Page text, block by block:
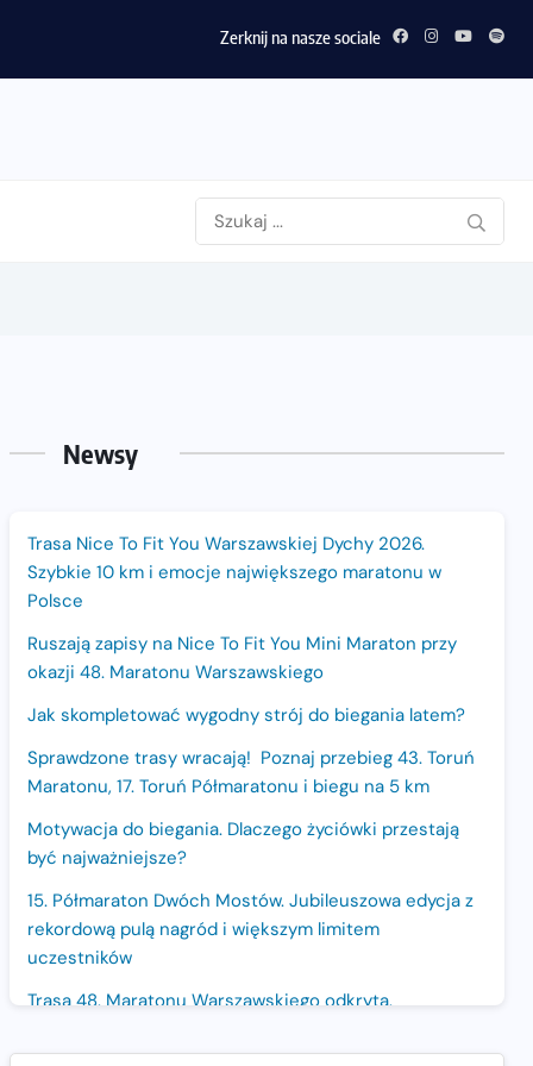
Sprawdzone trasy wracają! Poznaj przebieg 43. Toruń
Zerknij na nasze sociale
Newsy
Trasa Nice To Fit You Warszawskiej Dychy 2026.
Szybkie 10 km i emocje największego maratonu w
Polsce
Ruszają zapisy na Nice To Fit You Mini Maraton przy
okazji 48. Maratonu Warszawskiego
Jak skompletować wygodny strój do biegania latem?
Sprawdzone trasy wracają! Poznaj przebieg 43. Toruń
Maratonu, 17. Toruń Półmaratonu i biegu na 5 km
Motywacja do biegania. Dlaczego życiówki przestają
być najważniejsze?
15. Półmaraton Dwóch Mostów. Jubileuszowa edycja z
rekordową pulą nagród i większym limitem
uczestników
Trasa 48. Maratonu Warszawskiego odkryta.
biegania